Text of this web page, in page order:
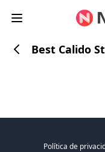
Best Calido
Política de